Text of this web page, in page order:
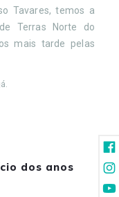
Tavares, temos a
Terras Norte do
mais tarde pelas
dos anos